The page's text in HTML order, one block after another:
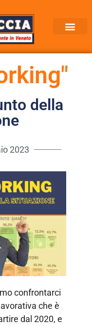
della
2023
confrontarci
che è
dal 2020, e